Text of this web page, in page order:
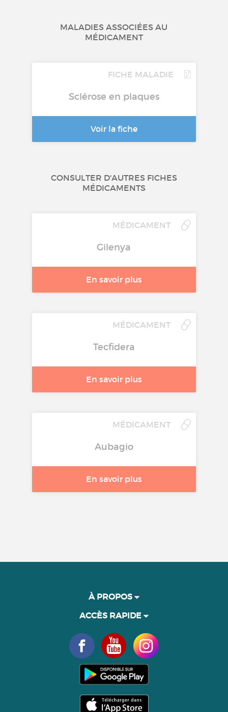
MALADIES ASSOCIÉES AU
MÉDICAMENT
FICHE MALADIE
Sclérose en plaques
Voir la fiche
CONSULTER D'AUTRES FICHES
MÉDICAMENTS
MÉDICAMENT
Gilenya
En savoir plus
MÉDICAMENT
Tecfidera
En savoir plus
MÉDICAMENT
Aubagio
En savoir plus
À PROPOS
ACCÈS RAPIDE